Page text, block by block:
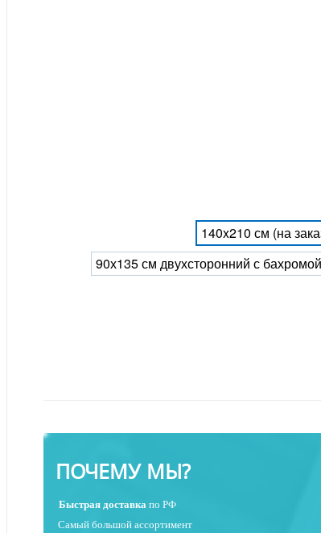
140x210 см (на
90х135 см двухсторонний с
ПОЧЕМУ МЫ?
Быстрая доставка по РФ
Самый большой ассортимент